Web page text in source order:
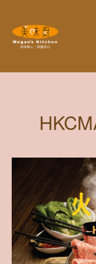
Kitchen